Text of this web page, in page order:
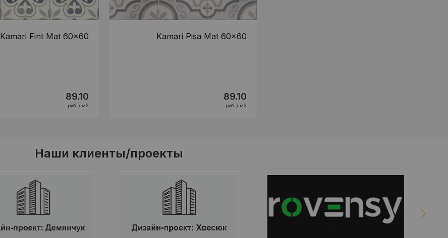
Kamari Fint Mat 60x60
89.10
руб. / м2
Kamari Pisa Mat 60x60
89.10
руб. / м2
Наши клиенты/проекты